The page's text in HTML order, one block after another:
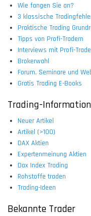
Wie fangen Sie an?
3 klassische
Praktische Trading
Tipps von Profi-Tradern
Interviews mit Profi-
Brokerwahl
Forum, Seminare und
Gratis Trading E-Books
Trading-Information
Neuer Artikel
Artikel (>100)
DAX Aktien
Expertenmeinung Aktien
Dax Index Trading
Rohstoffe traden
Trading-Ideen
Bekannte Trader